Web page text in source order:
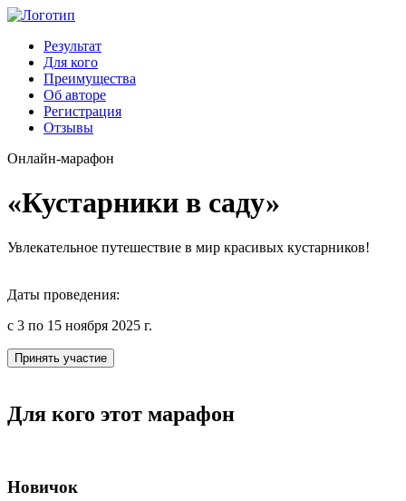
Результат
Для кого
Преимущества
Об авторе
Регистрация
Отзывы
Онлайн-марафон
«Кустарники в саду»
Увлекательное путешествие в мир красивых кустарников!
Даты проведения:
с 3 по 15 ноября 2025 г.
Принять участие
Для кого этот марафон
Новичок